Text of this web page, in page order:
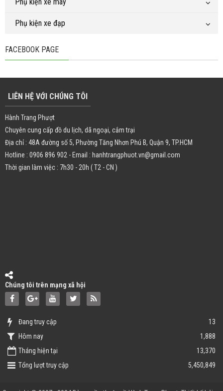
Phụ kiện xe đạp
FACEBOOK PAGE
LIÊN HỆ VỚI CHÚNG TÔI
Hành Trang Phượt
Chuyên cung cấp đồ du lịch, dã ngoại, cắm trại
Địa chỉ : 48A đường số 5, Phường Tăng Nhơn Phú B, Quận 9, TP.HCM
Hotline : 0906 896 902 - Email : hanhtrangphuot.vn@gmail.com
Thời gian làm việc : 7h30 - 20h ( T2 - CN )
Chúng tôi trên mạng xã hội
Đang truy cập
13
Hôm nay
1,888
Tháng hiện tại
13,370
Tổng lượt truy cập
5,450,849